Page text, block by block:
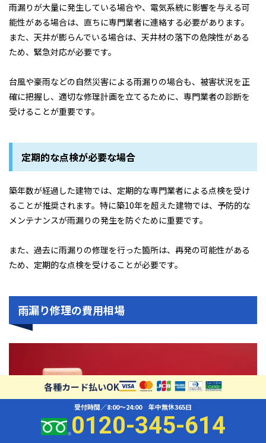
雨漏りが大量に発生している場合や、電気系統に影響を与える可
能性がある場合は、直ちに専門業者に連絡する必要があります。
また、天井が膨らんでいる場合は、天井材の落下の危険性がある
ため、緊急対応が必要です。
台風や豪雨などの自然災害による雨漏りの場合も、被害状況を正
確に把握し、適切な修理計画を立てるために、専門業者の診断を
受けることが重要です。
定期的な点検が必要な場合
築年数が経過した建物では、定期的な専門業者による点検を受け
ることが推奨されます。特に築10年を超えた建物では、予防的な
メンテナンスが雨漏りの発生を防ぐために重要です。
また、過去に雨漏りの修理を行った箇所は、再発の可能性がある
ため、定期的な点検を受けることが必要です。
雨漏り修理の費用相場
各種カード払いOK
受付時間／8:00〜24:00 年中無休365日
0120-345-614